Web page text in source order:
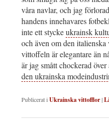
våra navlar, och jag
handens innehavares
inte ett styckeukrainsk
och även om den
vittoffeln är elegantare än
är jag smått chockerad
den ukrainska
Publicerat i Ukrainska vittofflor|